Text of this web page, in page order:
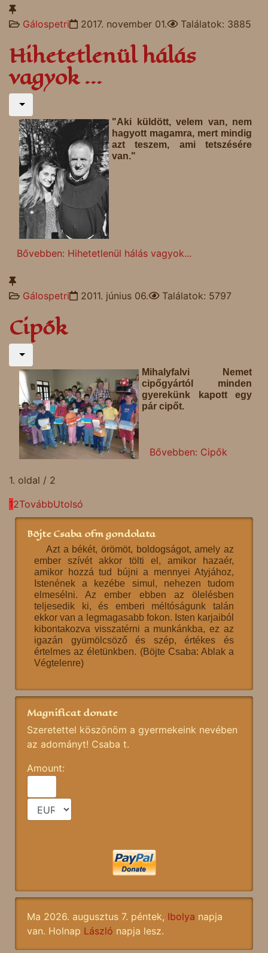
Gálospetri 2017. november 01. Találatok: 3885
Hihetetlenül hálás
vagyok ...
"Aki küldött, velem van, nem
hagyott magamra, mert mindig
azt teszem, ami tetszésére
van."
Bővebben: Hihetetlenül hálás vagyok...
Gálospetri 2011. június 06. Találatok: 5797
Cipők
Mihalyfalvi Nemet
cipőgyártól minden
gyerekünk kapott egy
pár cipőt.
Bővebben: Cipők
1. oldal / 2
12TovábbUtolsó
Böjte Csaba ofm gondolata
Azt a békét, örömöt, boldogságot, amely az
ember szívét akkor tölti el, amikor hazaér,
amikor hozzá tud bújni a mennyei Atyjához,
Istenének a kezébe simul, nehezen tudom
elmesélni. Az ember ebben az ölelésben
teljesedik ki, és emberi méltóságunk talán
ekkor van a legmagasabb fokon. Isten karjaiból
kibontakozva visszatérni a munkánkba, ez az
igazán gyümölcsöző és szép, értékes és
értelmes az életünkben. (Böjte Csaba: Ablak a
Végtelenre)
Magnificat donate
Szeretettel köszönöm a gyermekeink nevében
az adományt! Csaba t.
Amount:
Ma 2026. augusztus 7. péntek, Ibolya napja
van. Holnap László napja lesz.